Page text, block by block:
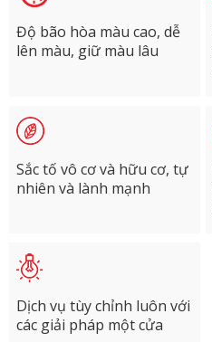
Độ bão hòa màu cao, dễ
lên màu, giữ màu lâu
Sắc tố vô cơ và hữu cơ, tự
nhiên và lành mạnh
Dịch vụ tùy chỉnh luôn với
các giải pháp một cửa